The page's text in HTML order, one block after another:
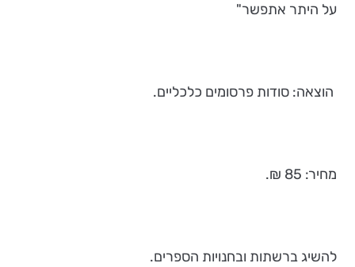
על היתר אתפשר"
הוצאה: סודות פרסומים כלכליים.
מחיר: 85 ₪.
להשיג ברשתות ובחנויות הספרים.